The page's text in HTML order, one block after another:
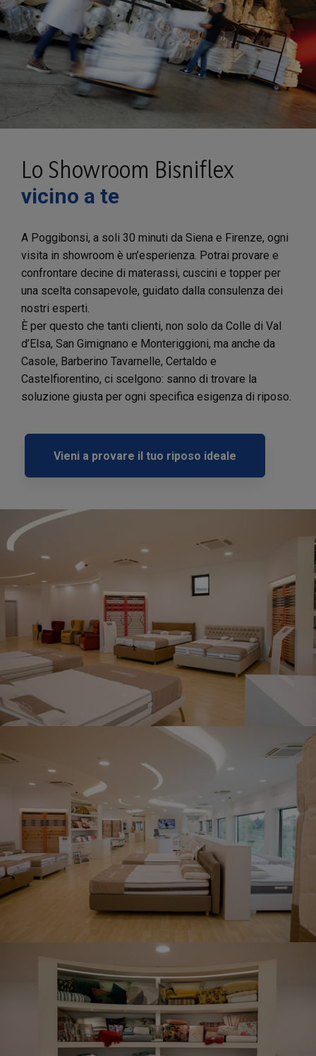
Lo Showroom Bisniflex
vicino a te
A Poggibonsi, a soli 30 minuti da Siena e Firenze, ogni
visita in showroom è un’esperienza. Potrai provare e
confrontare decine di materassi, cuscini e topper per
una scelta consapevole, guidato dalla consulenza dei
nostri esperti.
È per questo che tanti clienti, non solo da Colle di Val
d’Elsa, San Gimignano e Monteriggioni, ma anche da
Casole, Barberino Tavarnelle, Certaldo e
Castelfiorentino, ci scelgono: sanno di trovare la
soluzione giusta per ogni specifica esigenza di riposo.
Vieni a provare il tuo riposo ideale